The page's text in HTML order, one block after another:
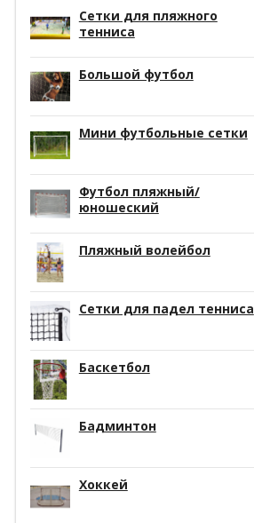
Сетки для пляжного
тенниса
Большой футбол
Мини футбольные сетки
Футбол пляжный/
юношеский
Пляжный волейбол
Сетки для падел тенниса
Баскетбол
Бадминтон
Хоккей